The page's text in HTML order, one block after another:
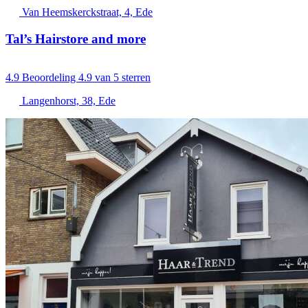
Van Heemskerckstraat, 4, Ede
Tal’s Hairstore and more
4.9 Beoordeling 4.9 van 5 sterren
Langenhorst, 38, Ede